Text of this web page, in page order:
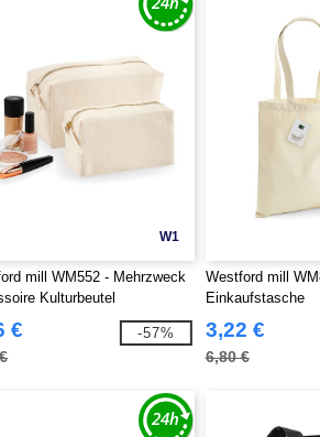
W1
mill WM552 - Mehrzweck
Kulturbeutel
€ -57%
Westford mill
Einkaufstasche
3,22 €
6,80 €